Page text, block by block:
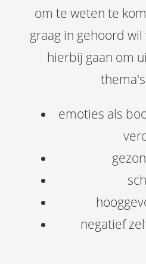
om te weten te
graag in gehoord
hierbij gaan om
emoties als
negatief